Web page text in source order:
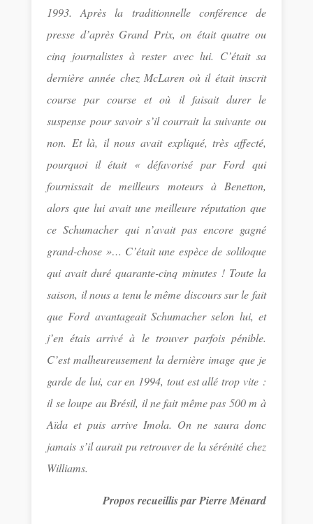
1993. Après la traditionnelle conférence de
presse d’après Grand Prix, on était quatre ou
cinq journalistes à rester avec lui. C’était sa
dernière année chez McLaren où il était inscrit
course par course et où il faisait durer le
suspense pour savoir s’il courrait la suivante ou
non. Et là, il nous avait expliqué, très affecté,
pourquoi il était « défavorisé par Ford qui
fournissait de meilleurs moteurs à Benetton,
alors que lui avait une meilleure réputation que
ce Schumacher qui n’avait pas encore gagné
grand-chose »… C’était une espèce de soliloque
qui avait duré quarante-cinq minutes ! Toute la
saison, il nous a tenu le même discours sur le fait
que Ford avantageait Schumacher selon lui, et
j’en étais arrivé à le trouver parfois pénible.
C’est malheureusement la dernière image que je
garde de lui, car en 1994, tout est allé trop vite :
il se loupe au Brésil, il ne fait même pas 500 m à
Aïda et puis arrive Imola. On ne saura donc
jamais s’il aurait pu retrouver de la sérénité chez
Williams.
Propos recueillis par Pierre Ménard